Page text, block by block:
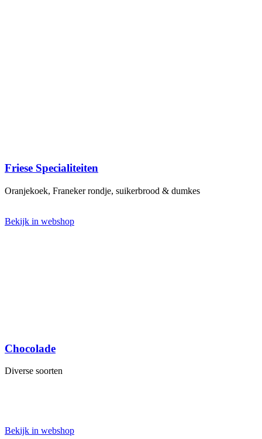
Friese Specialiteiten
Oranjekoek, Franeker rondje, suikerbrood & dumkes
Bekijk in webshop
Chocolade
Diverse soorten
Bekijk in webshop